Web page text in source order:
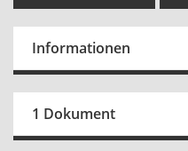
Informationen
1 Dokument